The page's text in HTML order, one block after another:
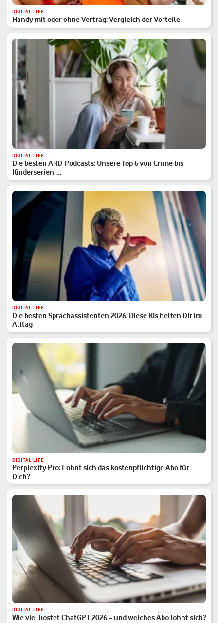
DIGITAL LIFE
Handy mit oder ohne Vertrag: Vergleich der Vorteile
DIGITAL LIFE
Die besten ARD-Podcasts: Unsere Top 6 von Crime bis
Kinderserien-…
DIGITAL LIFE
Die besten Sprachassistenten 2026: Diese KIs helfen Dir im
Alltag
DIGITAL LIFE
Perplexity Pro: Lohnt sich das kostenpflichtige Abo für
Dich?
DIGITAL LIFE
Wie viel kostet ChatGPT 2026 – und welches Abo lohnt sich?